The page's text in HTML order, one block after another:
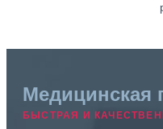
Медицинская
БЫСТРАЯ И